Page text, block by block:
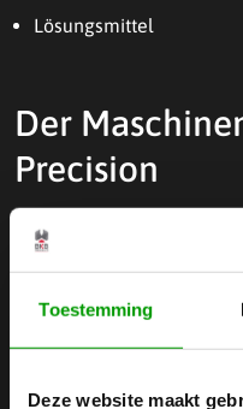
Toestemming
Deze website maakt
Lösungsmittel
Der
Precision
Maschinenpark. Dank
Präzisionsprodukte